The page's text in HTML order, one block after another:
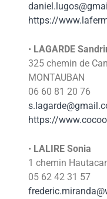
https://
• LAGARDE
325 chemin de
MONTAUBAN
06 60 81 20 76
https://
• LALIRE Sonia
1 chemin
05 62 42 31 57